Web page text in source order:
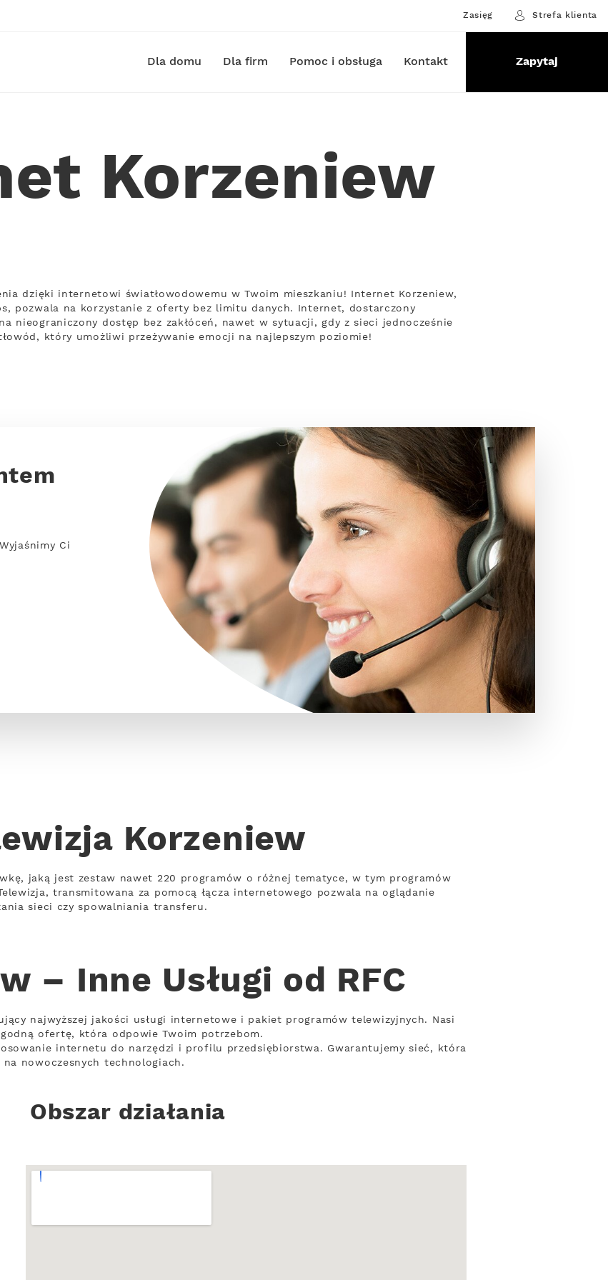
Zasięg Strefa klienta
Dla domu Dla firm Pomoc i obsługa Kontakt Zapytaj
Korzeniew
dzięki internetowi światłowodowemu w Twoim mieszkaniu! Internet Korzeniew,
pozwala na korzystanie z oferty bez limitu danych. Internet, dostarczony
nieograniczony dostęp bez zakłóceń, nawet w sytuacji, gdy z sieci jednocześnie
który umożliwi przeżywanie emocji na najlepszym poziomie!
Ci
Korzeniew
jaką jest zestaw nawet 220 programów o różnej tematyce, w tym programów
transmitowana za pomocą łącza internetowego pozwala na oglądanie
sieci czy spowalniania transferu.
– Inne Usługi od RFC
najwyższej jakości usługi internetowe i pakiet programów telewizyjnych. Nasi
ofertę, która odpowie Twoim potrzebom.
internetu do narzędzi i profilu przedsiębiorstwa. Gwarantujemy sieć, która
nowoczesnych technologiach.
Obszar działania